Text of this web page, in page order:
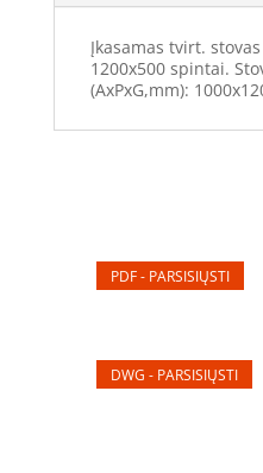
(TS101250)
Įkasamas tvirt.
1200x500 spintai.
(AxPxG,mm):
PDF - PARSISIŲSTI
DWG - PARSISIŲSTI